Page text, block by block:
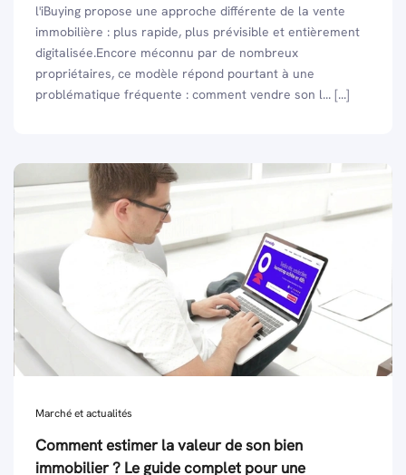
l'iBuying propose une approche différente de la vente
immobilière : plus rapide, plus prévisible et entièrement
digitalisée.Encore méconnu par de nombreux
propriétaires, ce modèle répond pourtant à une
problématique fréquente : comment vendre son l... [...]
Marché et actualités
Comment estimer la valeur de son bien
immobilier ? Le guide complet pour une